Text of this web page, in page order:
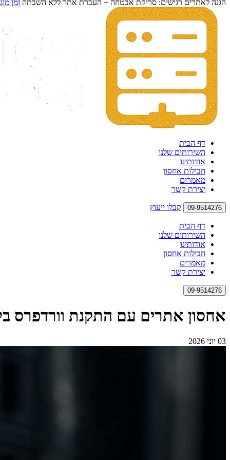
הגנה לאתרים רגישים: סריקת אבטחה + העברת אתר ללא השבתה זמן
דף הבית
השירותים שלנו
אודותינו
חבילות אחסון
מאמרים
יצירת קשר
09-9514276 קבלו ייעוץ
דף הבית
השירותים שלנו
אודותינו
חבילות אחסון
מאמרים
יצירת קשר
09-9514276
אחסון אתרים עם התקנת וורדפרס
03 יוני 2026